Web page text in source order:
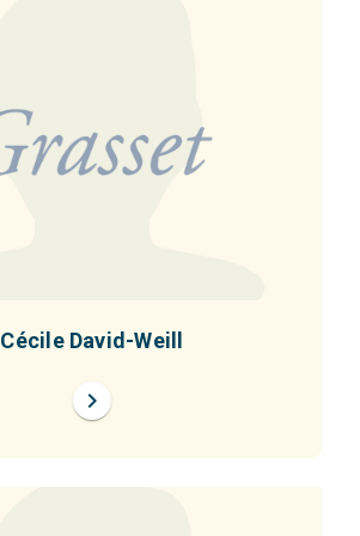
Cécile David-Weill
chevron_right